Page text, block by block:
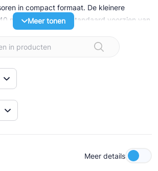
in compact formaat. De kleinere
m3/h – 60Hz) zijn standaard voorzien van
3-fasen elektromotor. De grotere modellen
hebben allen een 3x400V 50Hz part
van het hoogste niveau
door o.a. gemakkelijk te verwisselen
optimalisatie van motor-efficiency,
Meer tonen
Meer details